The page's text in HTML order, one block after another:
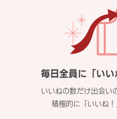
毎日全員に「い
いいねの数だけ出会い
積極的に「いいね！